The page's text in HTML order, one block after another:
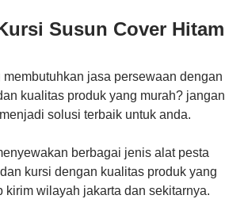
Susun Cover Hitam
jasa persewaan dengan
kualitas produk yang murah? jangan
solusi terbaik untuk anda.
berbagai jenis alat pesta
kursi dengan kualitas produk yang
kirim wilayah jakarta dan sekitarnya.